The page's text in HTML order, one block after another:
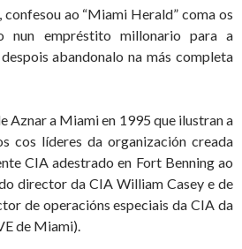
ao “Miami Herald” coma os
nun empréstito millonario para a
abandonalo na más completa
Aznar a Miami en 1995 que ilustran a
cos líderes da organización creada
CIA adestrado en Fort Benning ao
director da CIA William Casey e de
de operacións especiais da CIA da
de Miami).